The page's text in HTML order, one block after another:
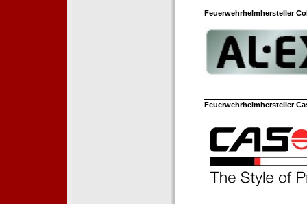
Feuerwehrhelmhersteller
Feuerwehrhelmhersteller